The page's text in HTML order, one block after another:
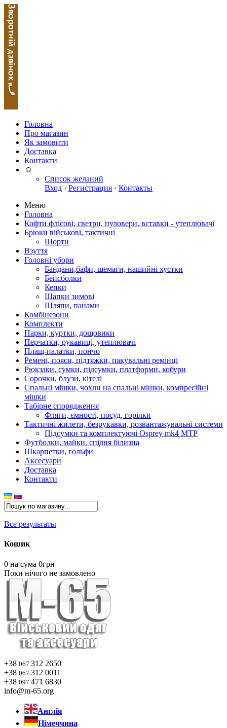
Головна
Про магазин
Як замовити
Доставка
Контакти
☺
Список желаний
Вход · Регистрация · Контакты
Меню
Головна
Кофти флісові, светри, пуловери, вставки - утеплювачі
Брюки військові, тактичні
Шорти
Взуття
Головні убори
Бандани,бафи, шемаги, нашийні хустки
Бейсболки
Кепки
Шапки зимові
Шляпи, панами
Комбінезони
Комплекти
Парки, куртки, дощовики
Перчатки, рукавиці, утеплювачі
Плащ-палатки, пончо
Ремені, пояси, підтяжки, пакувальні ремінці
Рюкзаки, сумки, підсумки, платформи, кобури
Сорочки, блузи, кітелі
Спальні мішки, чохли на спальні мішки, компресійні
мішки
Табірне спорядження
Фляги, ємності, посуд, горілки
Тактичні жилети, безрукавки, розвантажувальні системи
Підсумки та комплектуючі Osprey mk4 MTP
Футболки, майки, спідня білизна
Шкарпетки, гольфи
Аксесуари
Доставка
Контакти
Все результаты
Кошик
0 на сума 0грн
Поки нічого не замовлено
+38 067 312 2650
+38 067 312 0011
+38 097 471 6830
info@m-65.org
Англія
Німеччина